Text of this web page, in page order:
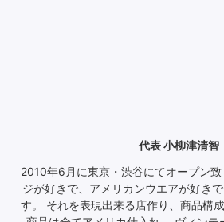
代表 小柳津清智
2010年6月に東京・渋谷にてオープン
ジが好きで、アメリカンウエアが好き
す。 それを表現出来る店作り、商品構